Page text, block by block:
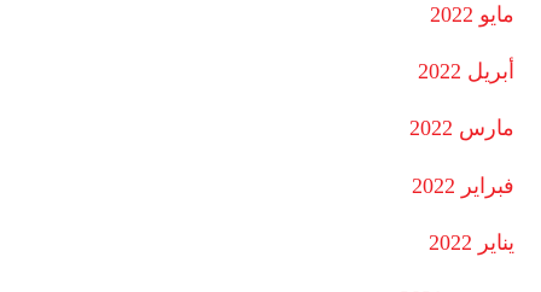
مايو 2022
أبريل 2022
مارس 2022
فبراير 2022
يناير 2022